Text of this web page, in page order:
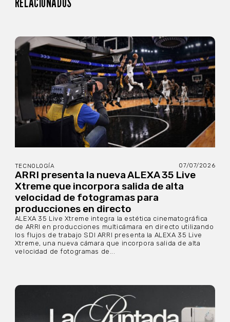
TECNOLOGÍA 07/07/2026
ARRI presenta la nueva ALEXA 35 Live
Xtreme que incorpora salida de alta
velocidad de fotogramas para
producciones en directo
ALEXA 35 Live Xtreme integra la estética cinematográfica
de ARRI en producciones multicámara en directo utilizando
los flujos de trabajo SDI ARRI presenta la ALEXA 35 Live
Xtreme, una nueva cámara que incorpora salida de alta
velocidad de fotogramas de...